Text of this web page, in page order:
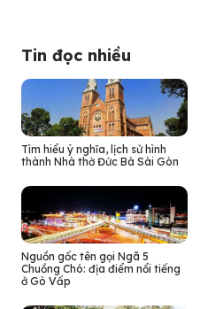
Tin đọc nhiều
Tìm hiểu ý nghĩa, lịch sử hình
thành Nhà thờ Đức Bà Sài Gòn
Nguồn gốc tên gọi Ngã 5
Chuồng Chó: địa điểm nổi tiếng
ở Gò Vấp